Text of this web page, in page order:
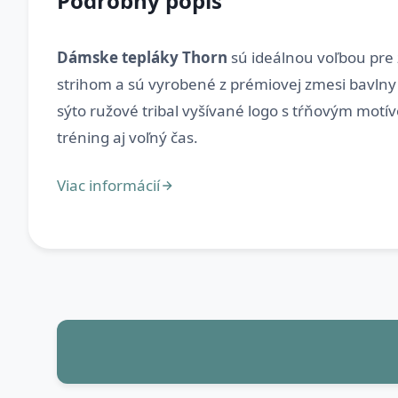
Dámske tepláky Thorn sú ideálnou voľbou
strihom a sú vyrobené z prémiovej zmesi
sýto ružové tribal vyšívané logo s tŕňovým